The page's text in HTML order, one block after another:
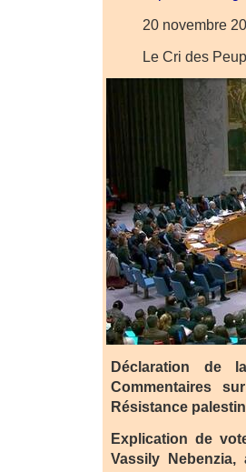
20 novembre
Le Cri des
Déclaration de
Commentaires
Résistance
Explication de
Vassily